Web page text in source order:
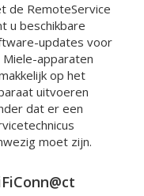
de RemoteService
u beschikbare
updates voor
Miele-apparaten
op het
uitvoeren
dat er een
moet zijn.